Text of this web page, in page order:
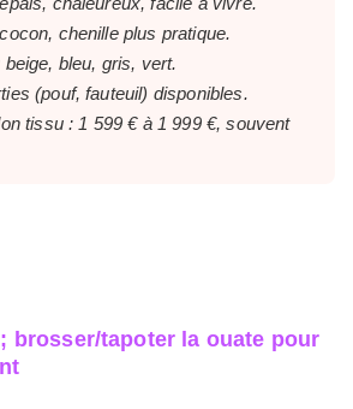
chenille plus pratique.
bleu, gris, vert.
(pouf, fauteuil) disponibles.
tissu : 1 599 € à 1 999 €, souvent
brosser/tapoter la ouate pour